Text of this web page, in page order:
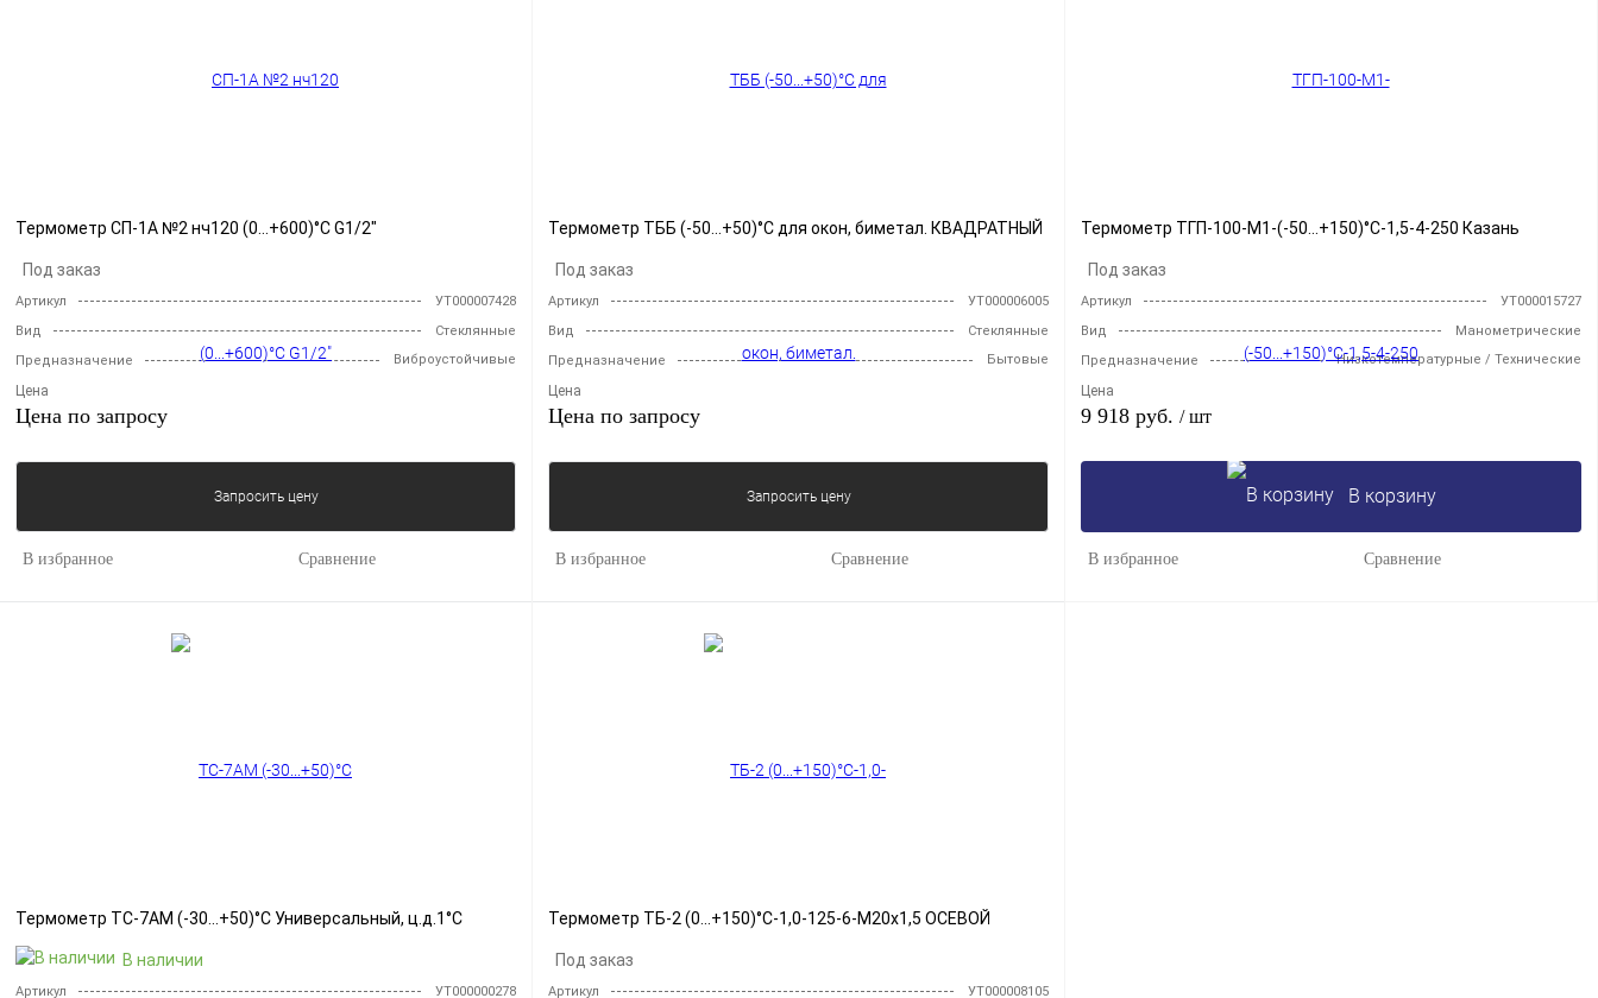
Термометр СП-1А №2 нч120 (0...+600)°C G1/2"
Под заказ
Артикул
УТ000007428
Вид
Стеклянные
Предназначение
Виброустойчивые
Цена
Цена по запросу
Запросить цену
В избранное Сравнение
Термометр ТББ (-50...+50)°С для окон, биметал. КВАДРАТНЫЙ
Под заказ
Артикул
УТ000006005
Вид
Стеклянные
Предназначение
Бытовые
Цена
Цена по запросу
Запросить цену
В избранное Сравнение
Термометр ТГП-100-М1-(-50...+150)°С-1,5-4-250 Казань
Под заказ
Артикул
УТ000015727
Вид
Манометрические
Предназначение
Низкотемпературные / Технические
Цена
9 918 руб. / шт
В корзину
В избранное Сравнение
Термометр ТС-7АМ (-30...+50)°С Универсальный, ц.д.1°С
В наличии
Артикул УТ000000278
Термометр ТБ-2 (0...+150)°С-1,0-125-6-М20х1,5 ОСЕВОЙ
Под заказ
Артикул УТ000008105